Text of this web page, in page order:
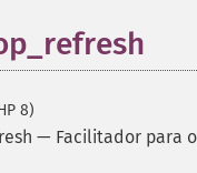
8)
— Facilitador para